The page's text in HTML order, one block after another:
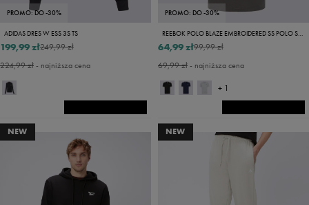
PROMO: DO -30%
ADIDAS DRES W ESS 3S TS
249,99 zł
199,99 zł
224,99 zł- najniższa cena
PROMO: DO -30%
99,99 zł
64,99 zł
69,99 zł- najniższa cena
+ 1
NEW NEW